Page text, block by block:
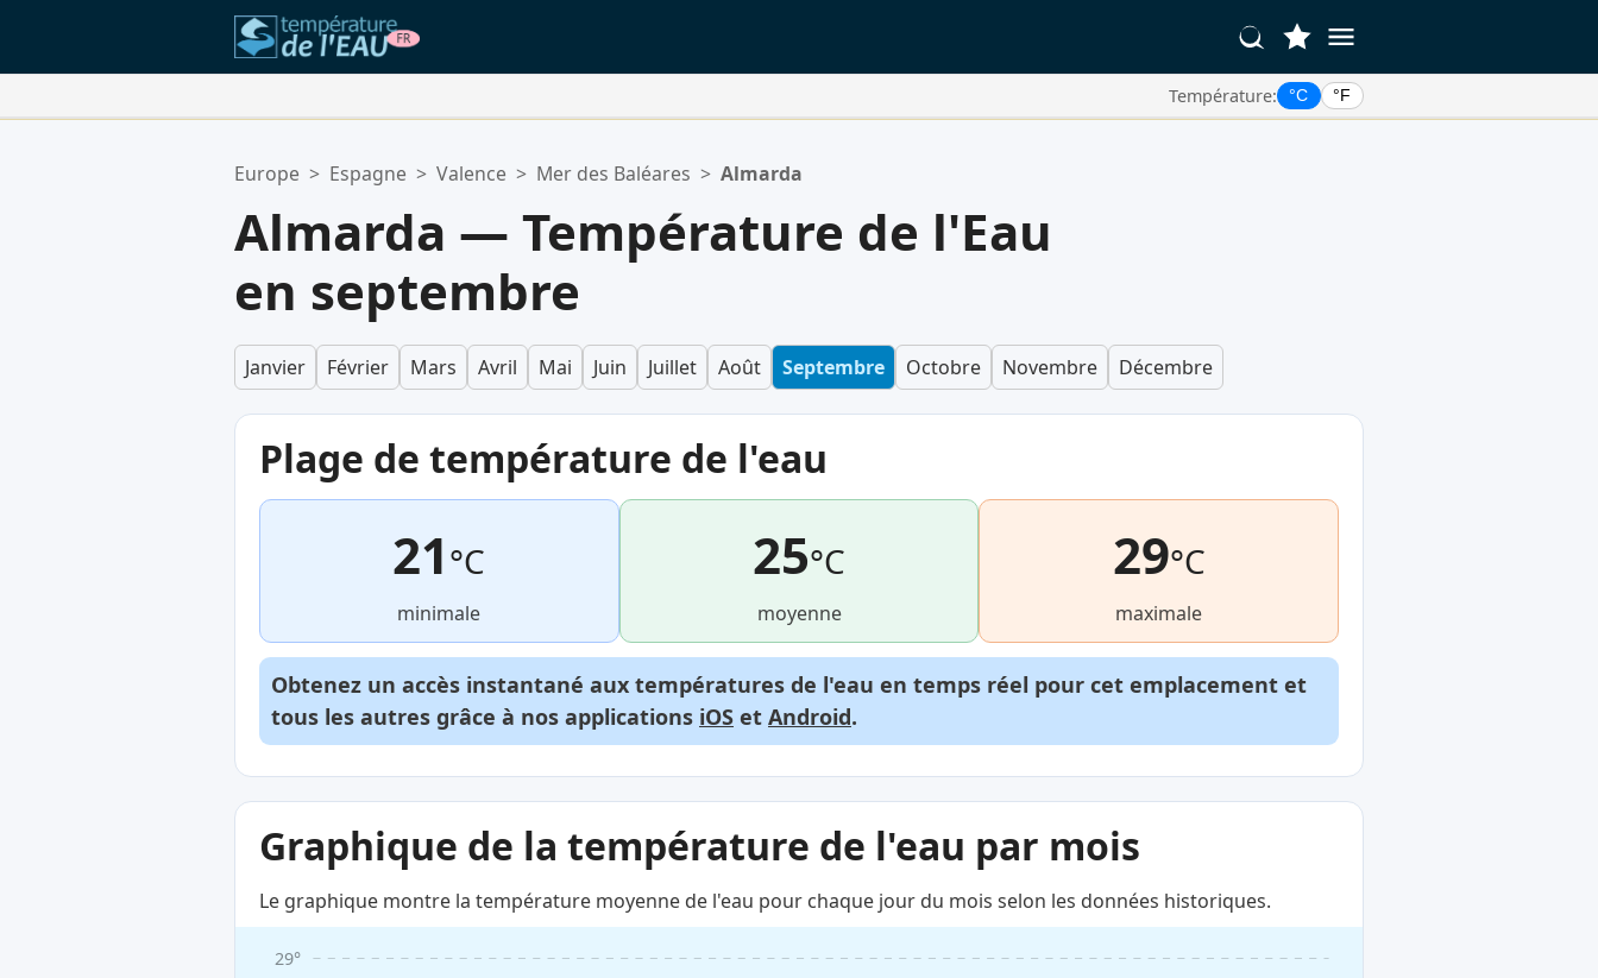
Température: °C °F
Votre liste de favoris est vide.
Europe > Espagne > Valence > Mer des Baléares > Almarda
Almarda — Température de l'Eau
en septembre
Janvier Février Mars Avril Mai Juin Juillet Août Septembre Octobre Novembre Décembre
Plage de température de l'eau
21°C
minimale
25°C
moyenne
29°C
maximale
Obtenez un accès instantané aux températures de l'eau en temps réel pour cet emplacement et
tous les autres grâce à nos applications iOS et Android.
Graphique de la température de l'eau par mois
Le graphique montre la température moyenne de l'eau pour chaque jour du mois selon les données historiques.
29°